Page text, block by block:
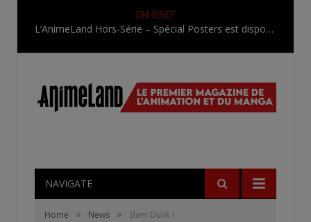
EN BREF
L’AnimeLand Hors-Série – Spécial Posters est disponible !
NAVIGATE
Home » News » Slam Dunk !